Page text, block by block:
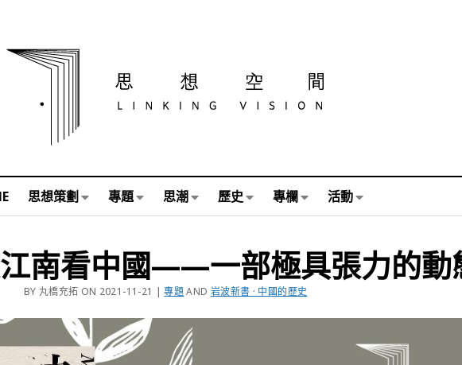
思想策劃 專題 思潮 歷史 專欄 活動
南看中國——一部極具張力的動
BY 丸橋充拓 ON 2021-11-21 |專題AND 岩波新書 · 中國的歷史